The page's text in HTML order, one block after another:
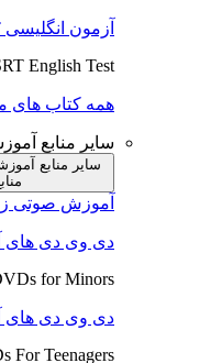
آزمون انگلیسی MSRT
English Test
همه کتاب های
سایر منابع
سایر منابع
آموزش صوتی
دی وی دی های
for Minors
دی وی دی های
For Teenagers